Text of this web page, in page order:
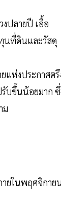
งปลายปี เอื้อ
นที่ดินและวัสดุ
แห่งประกาศตรึ
รับขึ้นน้อยมาก
ม
ายในพฤศจิกา